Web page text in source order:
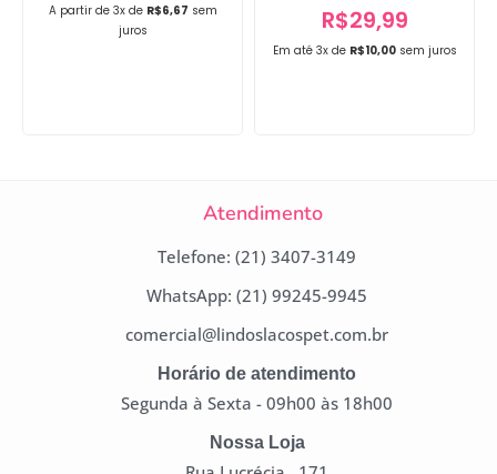
A partir de 3x de R$6,67 sem
juros
Em até 3x de R$10,00 sem juros
R$29,99
Atendimento
Telefone: (21) 3407-3149
WhatsApp: (21) 99245-9945
comercial@lindoslacospet.com.br
Horário de atendimento
Segunda à Sexta - 09h00 às 18h00
Nossa Loja